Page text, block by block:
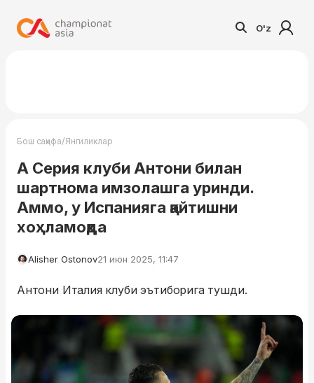
O'z
Бош саҳифа/Янгиликлар
А Серия клуби Антони билан
шартнома имзолашга уринди.
Аммо, у Испанияга қайтишни
хоҳламоқда
Alisher Ostonov21 июн 2025, 11:47
Антони Италия клуби эътиборига тушди.